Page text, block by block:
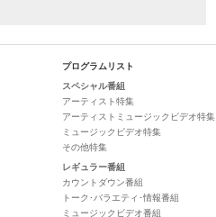
プログラムリスト
スペシャル番組
アーティスト特集
アーティストミュージックビデオ特集
ミュージックビデオ特集
その他特集
レギュラー番組
カウントダウン番組
トーク･バラエティ･情報番組
ミュージックビデオ番組